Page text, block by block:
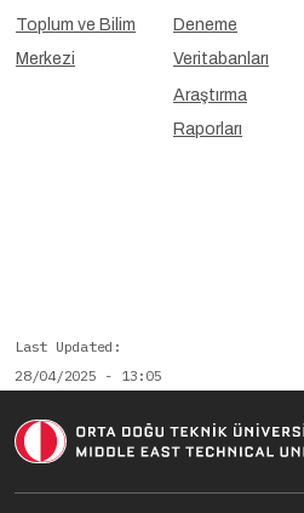
Toplum ve Bilim
Merkezi
Deneme
Veritabanları
Araştırma
Raporları
Last Updated
28/04/2025 - 13:05